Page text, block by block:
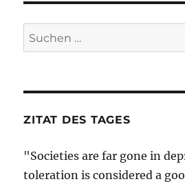
Suche
nach:
ZITAT DES TAGES
"Societies are far gone in
toleration is considered a